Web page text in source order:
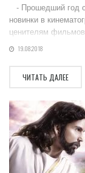
- Прошедший год
новинки в
ценителям
19.08.2018
ЧИТАТЬ ДАЛЕЕ